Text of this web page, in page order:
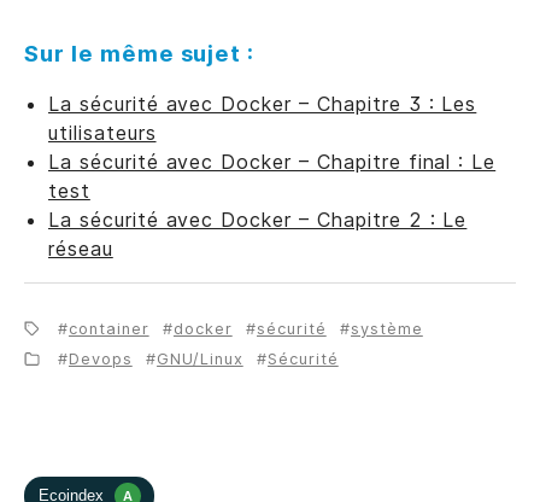
Sur le même sujet :
La sécurité avec Docker – Chapitre 3 : Les
utilisateurs
La sécurité avec Docker – Chapitre final : Le
test
La sécurité avec Docker – Chapitre 2 : Le
réseau
container docker sécurité
système
Devops
GNU/Linux Sécurité